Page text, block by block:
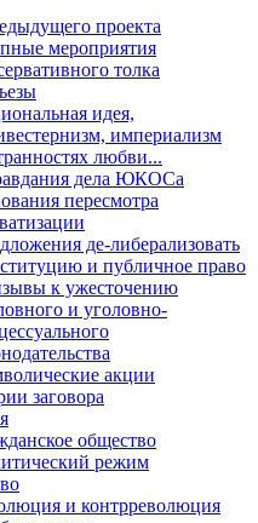
проекта
мероприятия
толка
идея,
империализм
любви...
дела ЮКОСа
пересмотра
де-либерализовать
и публичное право
к ужесточению
и уголовно-
акции
заговора
общество
режим
и контрреволюция